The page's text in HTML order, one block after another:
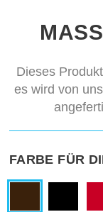
Dieses
es wird von
FARBE FÜR